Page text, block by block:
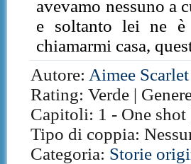
avevamo nessuno a
e soltanto lei ne è
chiamarmi casa,
Autore: Aimee Scarlet
Rating: Verde |
Capitoli: 1 - One shot
Tipo di coppia:
Categoria: Storie